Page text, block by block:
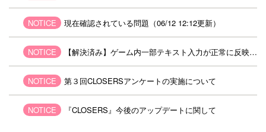
NOTICE 現在確認されている問題（06/12 12:12更新）
NOTICE 【解決済み】ゲーム内一部テキスト入力が正常に反映されない問題について（06/12 12:14更新）
NOTICE 第３回CLOSERSアンケートの実施について
NOTICE 『CLOSERS』今後のアップデートに関して